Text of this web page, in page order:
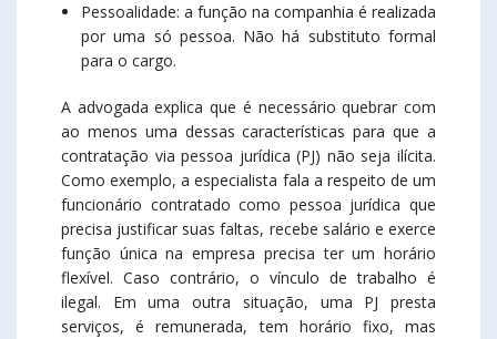
Pessoalidade: a função na companhia é realizada
por uma só pessoa. Não há substituto formal
para o cargo.
A advogada explica que é necessário quebrar com
ao menos uma dessas características para que a
contratação via pessoa jurídica (PJ) não seja ilícita.
Como exemplo, a especialista fala a respeito de um
funcionário contratado como pessoa jurídica que
precisa justificar suas faltas, recebe salário e exerce
função única na empresa precisa ter um horário
flexível. Caso contrário, o vínculo de trabalho é
ilegal. Em uma outra situação, uma PJ presta
serviços, é remunerada, tem horário fixo, mas